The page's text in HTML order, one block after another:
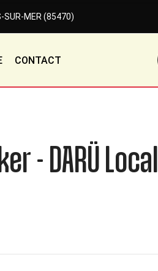
SUR-MER (85470)
CONTACT
- DARÜ Local